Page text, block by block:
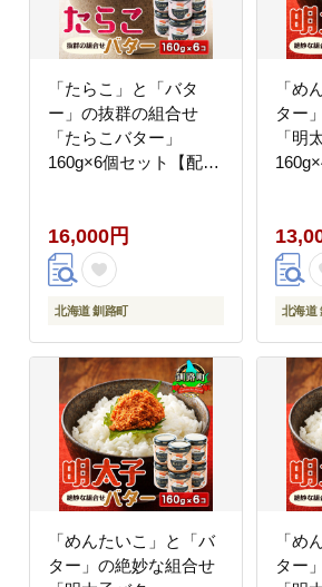
「たらこ」と「バタ
ー」の抜群の組合せ
「たらこバター」
160g×6個セット【配送
16,000円
北海道 釧路町
「め
ター
「明
北海道
「めんたいこ」と「バ
ター」の絶妙な組合せ
「め
ター